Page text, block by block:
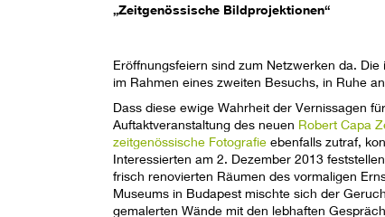
„Zeitgenössische Bildprojektionen“
Eröffnungsfeiern sind zum Netzwerken da.
im Rahmen eines zweiten Besuchs, in Ruhe
Dass diese ewige Wahrheit der Vernissagen
Auftaktveranstaltung des neuen Robert Capa
zeitgenössische Fotografie ebenfalls zutraf,
Interessierten am 2. Dezember 2013
frisch renovierten Räumen des vormaligen
Museums in Budapest mischte sich der
gemalerten Wände mit den lebhaften